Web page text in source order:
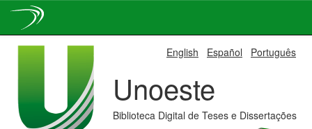
English Español Português
Unoeste
Biblioteca Digital de Teses e Dissertações